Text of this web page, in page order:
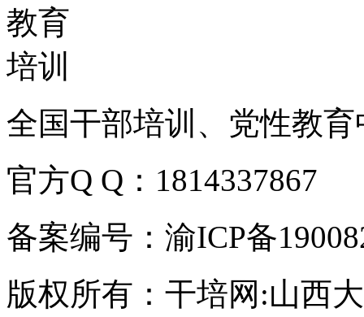
全国干部培训、党性教
官方Q Q：1814337867
备案编号：渝ICP备
版权所有：干培网:山西